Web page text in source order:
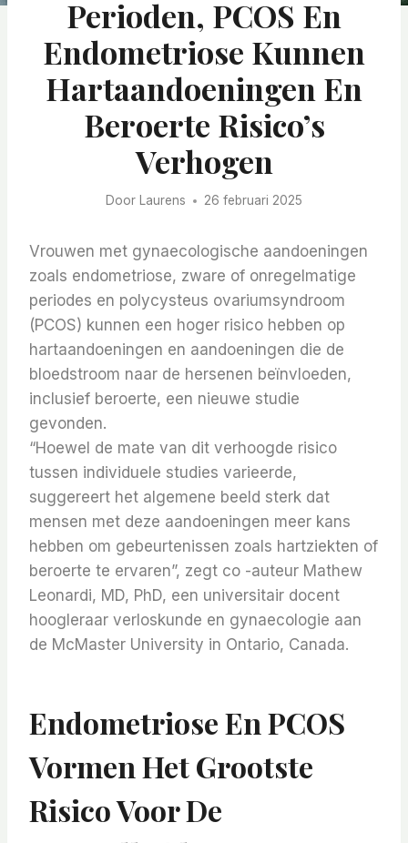
Perioden, PCOS En
Endometriose Kunnen
Hartaandoeningen En
Beroerte Risico’s
Verhogen
Door Laurens 26 februari 2025
Vrouwen met gynaecologische aandoeningen
zoals endometriose, zware of onregelmatige
periodes en polycysteus ovariumsyndroom
(PCOS) kunnen een hoger risico hebben op
hartaandoeningen en aandoeningen die de
bloedstroom naar de hersenen beïnvloeden,
inclusief beroerte, een nieuwe studie
gevonden.
“Hoewel de mate van dit verhoogde risico
tussen individuele studies varieerde,
suggereert het algemene beeld sterk dat
mensen met deze aandoeningen meer kans
hebben om gebeurtenissen zoals hartziekten of
beroerte te ervaren”, zegt co -auteur Mathew
Leonardi, MD, PhD, een universitair docent
hoogleraar verloskunde en gynaecologie aan
de McMaster University in Ontario, Canada.
Endometriose En PCOS
Vormen Het Grootste
Risico Voor De